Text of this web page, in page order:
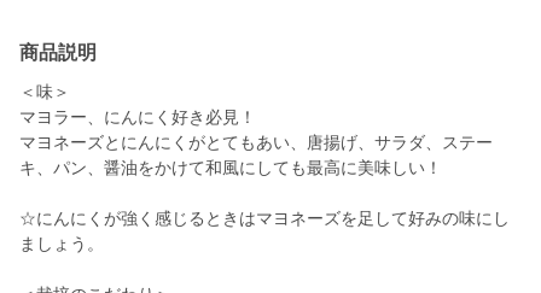
商品説明
＜味＞
マヨラー、にんにく好き必見！
マヨネーズとにんにくがとてもあい、唐揚げ、サラダ、ステー
キ、パン、醤油をかけて和風にしても最高に美味しい！
☆にんにくが強く感じるときはマヨネーズを足して好みの味にし
ましょう。